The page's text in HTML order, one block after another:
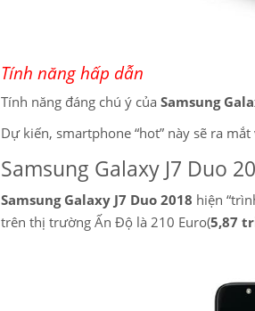
Tính năng hấp dẫn
Tính năng đáng chú ý của Samsung
Dự kiến, smartphone “hot” này sẽ ra
Samsung Galaxy J7 Duo
Samsung Galaxy J7 Duo 2018 hiện
trên thị trường Ấn Độ là 210 Euro(5,87